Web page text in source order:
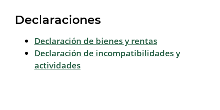
Declaraciones
Declaración de bienes y rentas
Declaración de incompatibilidades y
actividades